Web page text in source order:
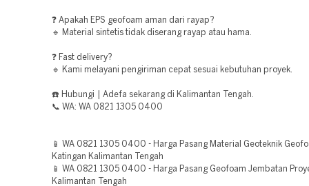
❓ Apakah EPS geofoam aman dari rayap?
🔹 Material sintetis tidak diserang rayap atau hama.
❓ Fast delivery?
🔹 Kami melayani pengiriman cepat sesuai kebutuhan proyek.
☎️ Hubungi | Adefa sekarang di Kalimantan Tengah.
📞 WA: WA 0821 1305 0400
📱 WA 0821 1305 0400 - Harga Pasang Material Geoteknik
Katingan Kalimantan Tengah
📱 WA 0821 1305 0400 - Harga Pasang Geofoam Jembatan
Kalimantan Tengah